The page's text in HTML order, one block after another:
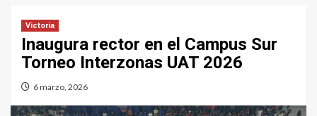
Victoria
Inaugura rector en el Campus Sur
Torneo Interzonas UAT 2026
6 marzo, 2026